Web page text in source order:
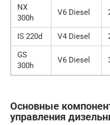
NX
300h
V6 Diesel
IS 220d V4 Diesel
GS
300h
V6 Diesel
Основные
управления